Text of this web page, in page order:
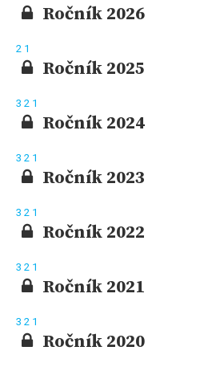
Ročník 2026
2 1
Ročník 2025
3 2 1
Ročník 2024
3 2 1
Ročník 2023
3 2 1
Ročník 2022
3 2 1
Ročník 2021
3 2 1
Ročník 2020